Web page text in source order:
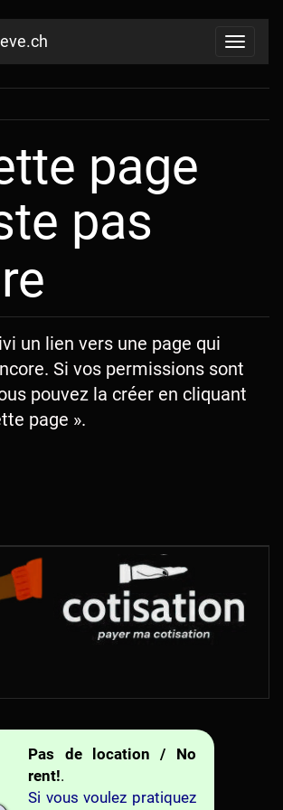
page
pas
un lien vers une page qui
Si vos permissions sont
pouvez la créer en cliquant
page ».
Pas de location / No
rent!.
Si vous voulez pratiquez